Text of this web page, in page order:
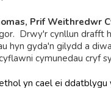
Prif Weithredwr
Drwy'r cynllun drafft
hyn gyda'n gilydd a
cymunedau cryf
yn cael ei